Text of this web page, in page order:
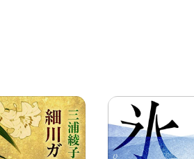
す。
そんな兄を慕
『泥流地帯』